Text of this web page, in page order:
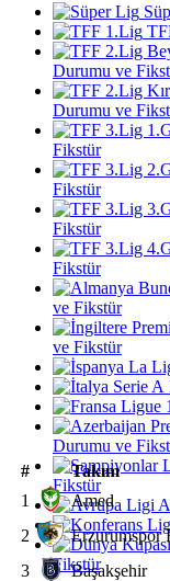
Durumu ve
Durumu ve
Fikstür
Fikstür
Fikstür
Fikstür
ve Fikstür
ve Fikstür
Durumu ve
Fikstür
Fikstür
# Takım
1
Amed
2
Erzurumspor
3
Başakşehir